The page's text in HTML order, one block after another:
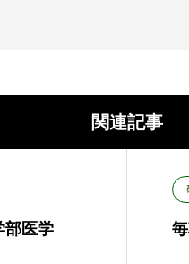
関連記事
部医学